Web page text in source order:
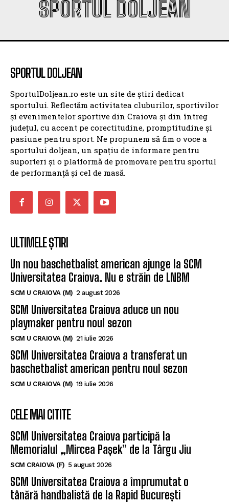
SPORTUL DOLJEAN
SPORTUL DOLJEAN
SportulDoljean.ro este un site de știri dedicat
sportului. Reflectăm activitatea cluburilor, sportivilor
și evenimentelor sportive din Craiova și din întreg
județul, cu accent pe corectitudine, promptitudine și
pasiune pentru sport. Ne propunem să fim o voce a
sportului doljean, un spațiu de informare pentru
suporteri și o platformă de promovare pentru sportul
de performanță și cel de masă.
ULTIMELE ȘTIRI
Un nou baschetbalist american ajunge la SCM
Universitatea Craiova. Nu e străin de LNBM
SCM U CRAIOVA (M) 2 august 2026
SCM Universitatea Craiova aduce un nou
playmaker pentru noul sezon
SCM U CRAIOVA (M) 21 iulie 2026
SCM Universitatea Craiova a transferat un
baschetbalist american pentru noul sezon
SCM U CRAIOVA (M) 19 iulie 2026
CELE MAI CITITE
SCM Universitatea Craiova participă la
Memorialul „Mircea Pașek” de la Târgu Jiu
SCM CRAIOVA (F) 5 august 2026
SCM Universitatea Craiova a împrumutat o
tânără handbalistă de la Rapid București